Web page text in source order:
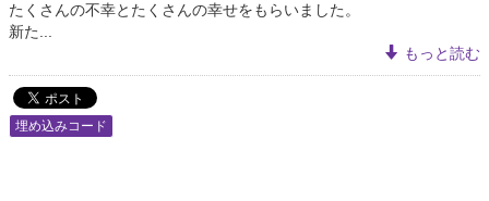
たくさんの不幸とたくさんの幸せをもらいました。
新た...
もっと読む
埋め込みコード